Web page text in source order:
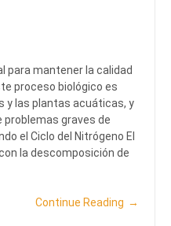
para mantener la calidad
proceso biológico es
y las plantas acuáticas, y
problemas graves de
el Ciclo del Nitrógeno El
la descomposición de
Continue Reading →